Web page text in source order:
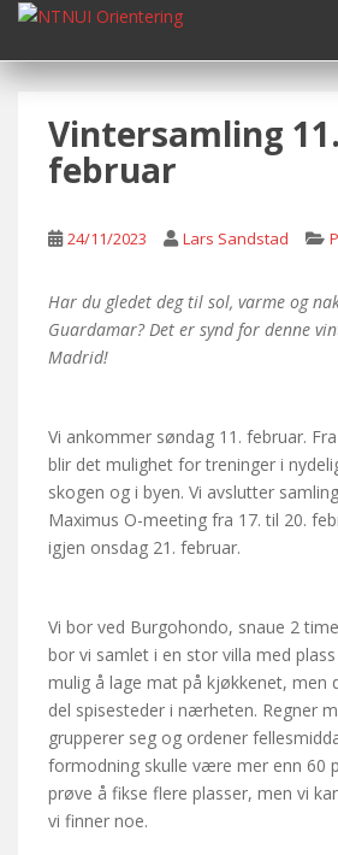
i
Vintersamling
februar
24/11/2023 Lars Sandstad
Har du gledet deg til sol, varme og
Guardamar? Det er synd for denne
Madrid!
Vi ankommer søndag 11. februar.
blir det mulighet for treninger i
skogen og i byen. Vi avslutter
Maximus O-meeting fra 17. til 20.
igjen onsdag 21. februar.
Vi bor ved Burgohondo, snaue 2
bor vi samlet i en stor villa med
mulig å lage mat på kjøkkenet, men
del spisesteder i nærheten. Regner
grupperer seg og ordener
formodning skulle være mer enn 60
prøve å fikse flere plasser, men vi
vi finner noe.